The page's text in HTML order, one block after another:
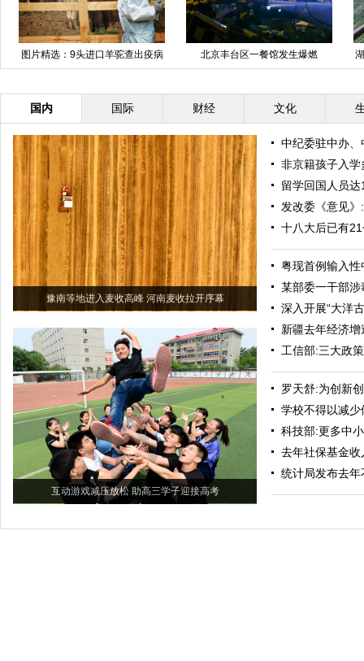
图片精选：9头进口羊驼查出疫病
被“安乐死”
北京丰台区一餐馆发生爆燃
国内 国际 财经 文化
豫南等地进入麦收高峰 河南麦收拉开序幕
互动游戏减压放松 助高三学子迎接高考
中纪委驻中办
非京籍孩子入
留学回国人员
发改委《意见
十八大后已有
粤现首例输入
某部委一干部
深入开展“大洋
新疆去年经济
工信部:三大政
罗天舒:为创新
学校不得以减
科技部:更多中
去年社保基金
统计局发布去